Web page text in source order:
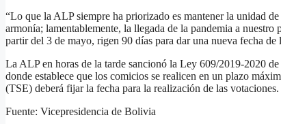
“Lo que la ALP siempre ha priorizado es mantener la unidad
armonía; lamentablemente, la llegada de la pandemia a
partir del 3 de mayo, rigen 90 días para dar una nueva fecha de
La ALP en horas de la tarde sancionó la Ley 609/2019-2020
donde establece que los comicios se realicen en un plazo
(TSE) deberá fijar la fecha para la realización de las votaciones.
Fuente: Vicepresidencia de Bolivia